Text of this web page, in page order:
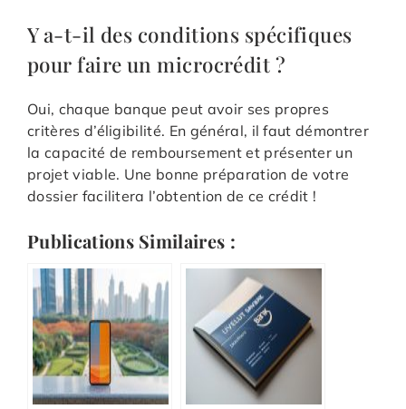
Y a-t-il des conditions spécifiques
pour faire un microcrédit ?
Oui, chaque banque peut avoir ses propres
critères d’éligibilité. En général, il faut démontrer
la capacité de remboursement et présenter un
projet viable. Une bonne préparation de votre
dossier facilitera l’obtention de ce crédit !
Publications Similaires :